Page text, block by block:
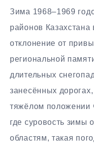
Зима 1968–1969
районов Казахстана
отклонение от
региональной
длительных
занесённых
тяжёлом положении
где суровость зимы
областям, такая